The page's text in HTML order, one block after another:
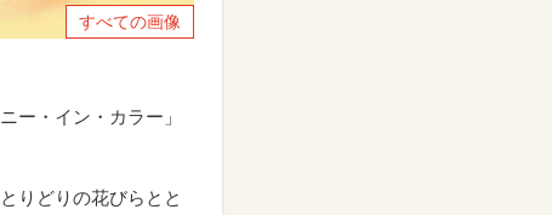
すべての画像
ー・イン・カラー」
りどりの花びらとと